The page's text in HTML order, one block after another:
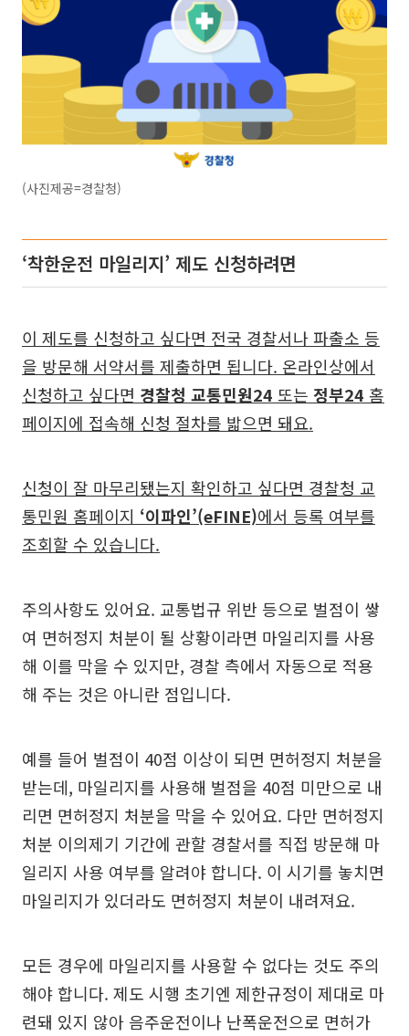
(사진제공=경찰청)
‘착한운전 마일리지’ 제도 신청하려면
이 제도를 신청하고 싶다면 전국 경찰서나 파출소 등
을 방문해 서약서를 제출하면 됩니다. 온라인상에서
신청하고 싶다면 경찰청 교통민원24 또는 정부24 홈
페이지에 접속해 신청 절차를 밟으면 돼요.
신청이 잘 마무리됐는지 확인하고 싶다면 경찰청 교
통민원 홈페이지 ‘이파인’(eFINE)에서 등록 여부를
조회할 수 있습니다.
주의사항도 있어요. 교통법규 위반 등으로 벌점이 쌓
여 면허정지 처분이 될 상황이라면 마일리지를 사용
해 이를 막을 수 있지만, 경찰 측에서 자동으로 적용
해 주는 것은 아니란 점입니다.
예를 들어 벌점이 40점 이상이 되면 면허정지 처분을
받는데, 마일리지를 사용해 벌점을 40점 미만으로 내
리면 면허정지 처분을 막을 수 있어요. 다만 면허정지
처분 이의제기 기간에 관할 경찰서를 직접 방문해 마
일리지 사용 여부를 알려야 합니다. 이 시기를 놓치면
마일리지가 있더라도 면허정지 처분이 내려져요.
모든 경우에 마일리지를 사용할 수 없다는 것도 주의
해야 합니다. 제도 시행 초기엔 제한규정이 제대로 마
련돼 있지 않아 음주운전이나 난폭운전으로 면허가